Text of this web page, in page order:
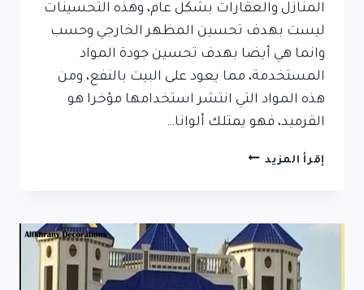
المنازل والعقارات بشكل عام، وهذه التحسينات
ليست بهدف تحسين المظهر الخارجي وحسب
وانما هي أيضا بهدف تحسين جودة المواد
المستخدمة، مما يعود على البيت بالنفع، ومن
هذه المواد التي انتشر استخدامها مؤخرا هو
القرميد، فهو يمتلك ألوانا…
إقرأ المزيد أنواع